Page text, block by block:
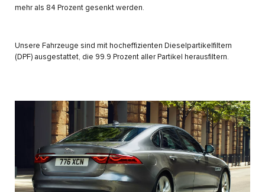
mehr als 84 Prozent gesenkt werden.
Unsere Fahrzeuge sind mit hocheffizienten Dieselpartikelfiltern
(DPF) ausgestattet, die 99.9 Prozent aller Partikel herausfiltern.